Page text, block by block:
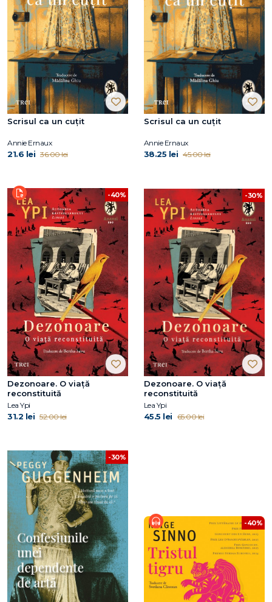
Scrisul ca un cuțit
Annie Ernaux
21.6 lei 36.00 lei
Scrisul ca un cuțit
Annie Ernaux
38.25 lei 45.00 lei
-40%
Dezonoare. O viață
reconstituită
Lea Ypi
31.2 lei 52.00 lei
-30%
Dezonoare. O viață
reconstituită
Lea Ypi
45.5 lei 65.00 lei
-30%
-40%